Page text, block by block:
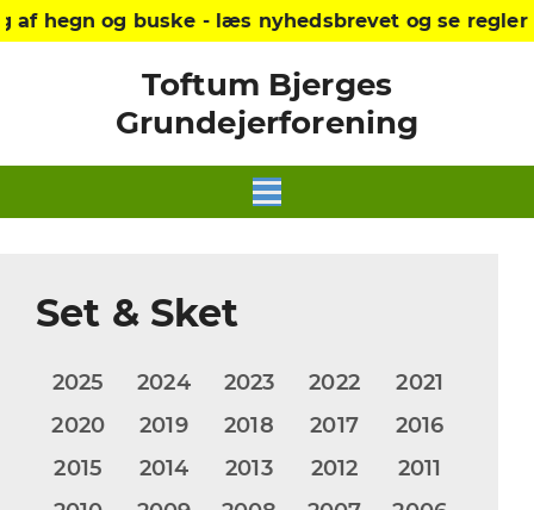
- læs nyhedsbrevet og se reglerne på
Toftum Bjerges
Grundejerforening
Set & Sket
2025 2024 2023 2022
2021
2020
2019 2018 2017
2016
2015
2014 2013 2012
2011